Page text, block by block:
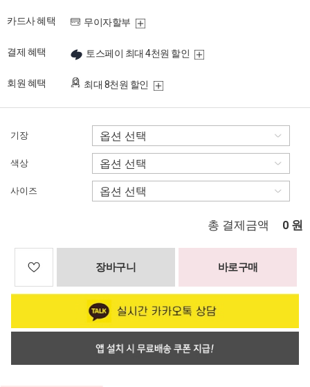
카드사 혜택 무이자할부
결제 혜택 토스페이 최대 4천원 할인
회원 혜택 최대 8천원 할인
기장
색상
사이즈
총 결제금액 0 원
장바구니 바로구매